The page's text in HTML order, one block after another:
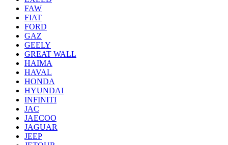
FAW
FIAT
FORD
GAZ
GEELY
GREAT WALL
HAIMA
HAVAL
HONDA
HYUNDAI
INFINITI
JAC
JAECOO
JAGUAR
JEEP